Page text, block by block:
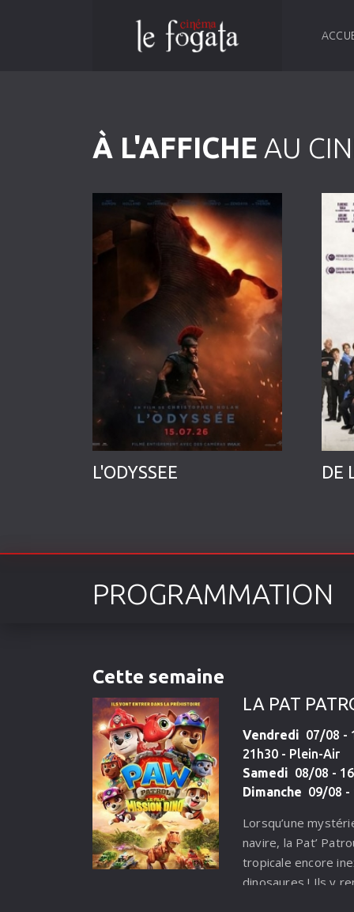
À L'AFFICHE AU
L'ODYSSEE DE
PROGRAMMATION
Cette semaine
Vendredi 07/08 -
21h30 - Plein-Air
Samedi 08/08 -
Dimanche 09/08 -
Lorsqu’une
navire, la Pat’
tropicale encore
dinosaures ! Ils y